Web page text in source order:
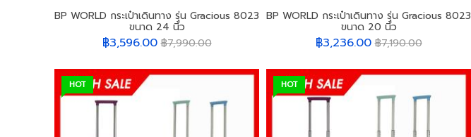
BP WORLD กระเป๋าเดินทาง รุ่น Gracious 8023
ขนาด 24 นิ้ว
฿3,596.00 ฿7,990.00
BP WORLD กระเป๋าเดินทาง รุ่น Gracious 8023
ขนาด 20 นิ้ว
฿3,236.00 ฿7,190.00
HOT HOT